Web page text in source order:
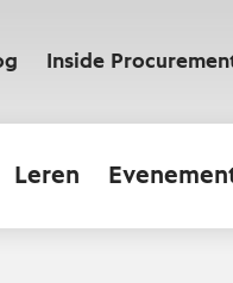
Inside
Leren